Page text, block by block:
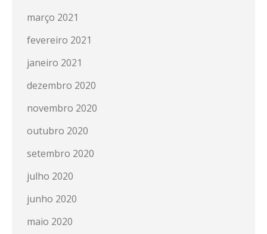
março 2021
fevereiro 2021
janeiro 2021
dezembro 2020
novembro 2020
outubro 2020
setembro 2020
julho 2020
junho 2020
maio 2020